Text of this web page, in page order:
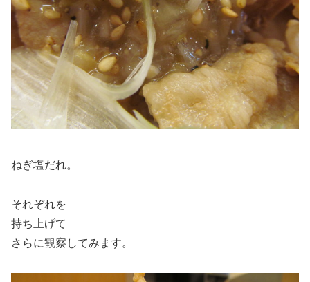
ねぎ塩だれ。
それぞれを
持ち上げて
さらに観察してみます。